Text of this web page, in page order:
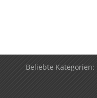
Beliebte Kategorien: